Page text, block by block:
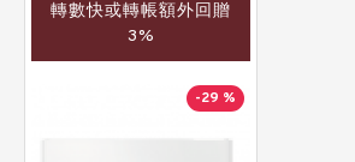
轉數快或轉帳額外回贈
3%
-29 %